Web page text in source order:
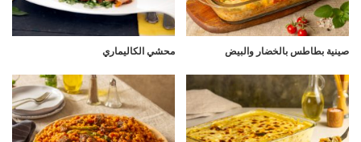
صينية بطاطس بالخضار والبيض محشي الكاليماري